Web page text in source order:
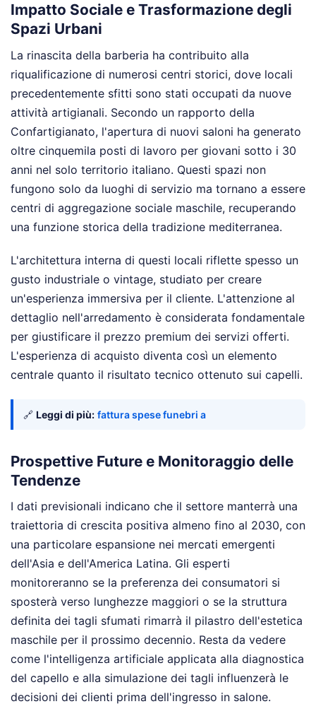
Impatto Sociale e Trasformazione degli
Spazi Urbani
La rinascita della barberia ha contribuito alla
riqualificazione di numerosi centri storici, dove locali
precedentemente sfitti sono stati occupati da nuove
attività artigianali. Secondo un rapporto della
Confartigianato, l'apertura di nuovi saloni ha generato
oltre cinquemila posti di lavoro per giovani sotto i 30
anni nel solo territorio italiano. Questi spazi non
fungono solo da luoghi di servizio ma tornano a essere
centri di aggregazione sociale maschile, recuperando
una funzione storica della tradizione mediterranea.
L'architettura interna di questi locali riflette spesso un
gusto industriale o vintage, studiato per creare
un'esperienza immersiva per il cliente. L'attenzione al
dettaglio nell'arredamento è considerata fondamentale
per giustificare il prezzo premium dei servizi offerti.
L'esperienza di acquisto diventa così un elemento
centrale quanto il risultato tecnico ottenuto sui capelli.
🔗 Leggi di più: fattura spese funebri a
Prospettive Future e Monitoraggio delle
Tendenze
I dati previsionali indicano che il settore manterrà una
traiettoria di crescita positiva almeno fino al 2030, con
una particolare espansione nei mercati emergenti
dell'Asia e dell'America Latina. Gli esperti
monitoreranno se la preferenza dei consumatori si
sposterà verso lunghezze maggiori o se la struttura
definita dei tagli sfumati rimarrà il pilastro dell'estetica
maschile per il prossimo decennio. Resta da vedere
come l'intelligenza artificiale applicata alla diagnostica
del capello e alla simulazione dei tagli influenzerà le
decisioni dei clienti prima dell'ingresso in salone.